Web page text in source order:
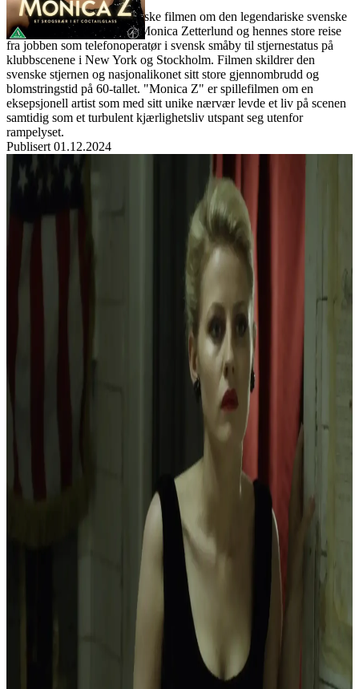
"Monica Z" er den biografiske filmen om den legendariske svenske
sangeren og skuespilleren Monica Zetterlund og hennes store reise
fra jobben som telefonoperatør i svensk småby til stjernestatus på
klubbscenene i New York og Stockholm. Filmen skildrer den
svenske stjernen og nasjonalikonet sitt store gjennombrudd og
blomstringstid på 60-tallet. "Monica Z" er spillefilmen om en
eksepsjonell artist som med sitt unike nærvær levde et liv på scenen
samtidig som et turbulent kjærlighetsliv utspant seg utenfor
rampelyset.
Publisert 01.12.2024